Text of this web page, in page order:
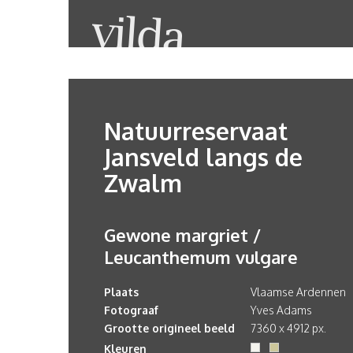
Natuurreservaat
Jansveld langs de
Zwalm
Gewone margriet /
Leucanthemum vulgare
Plaats
Vlaamse Ardennen
Fotograaf
Yves Adams
Grootte origineel beeld
7360 x 4912 px.
Kleuren